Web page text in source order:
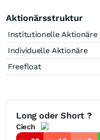
Aktionärsstruktur
Institutionelle Aktionäre
Individuelle Aktionäre
Freefloat
Long oder Short ?
Ciech